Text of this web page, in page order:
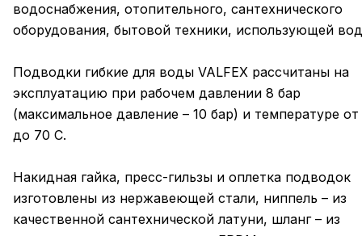
водоснабжения, отопительного, сантехнического
оборудования, бытовой техники, использующей
Подводки гибкие для воды VALFEX рассчитаны на
эксплуатацию при рабочем давлении 8 бар
(максимальное давление – 10 бар) и температуре от
до 70 C.
Накидная гайка, пресс-гильзы и оплетка подводок
изготовлены из нержавеющей стали, ниппель – из
качественной сантехнической латуни, шланг – из